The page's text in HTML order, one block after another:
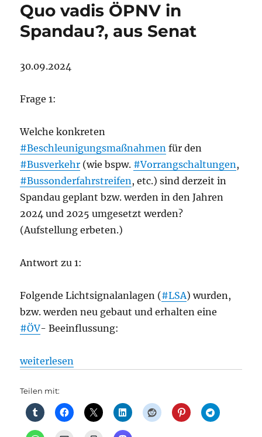
Quo vadis ÖPNV in
Spandau?, aus Senat
30.09.2024
Frage 1:
Welche konkreten
#Beschleunigungsmaßnahmen für den
#Busverkehr (wie bspw. #Vorrangschaltungen,
#Bussonderfahrstreifen, etc.) sind derzeit in
Spandau geplant bzw. werden in den Jahren
2024 und 2025 umgesetzt werden?
(Aufstellung erbeten.)
Antwort zu 1:
Folgende Lichtsignalanlagen (#LSA) wurden,
bzw. werden neu gebaut und erhalten eine
#ÖV- Beeinflussung:
„Quo vadis ÖPNV in Spandau?, aus Senat“
weiterlesen
Teilen mit: